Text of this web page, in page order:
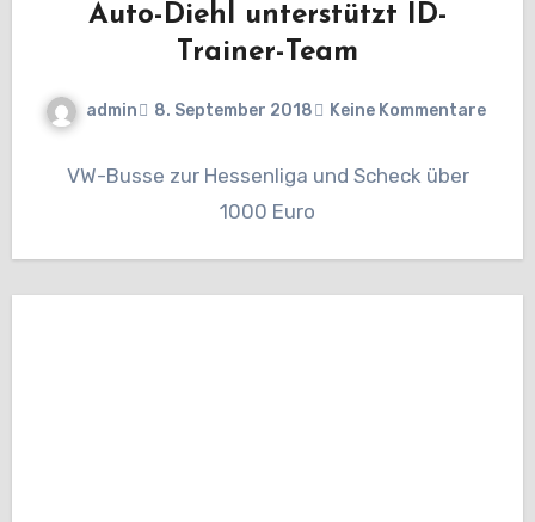
Auto-Diehl unterstützt ID-
Trainer-Team
admin 8. September 2018 Keine Kommentare
VW-Busse zur Hessenliga und Scheck über
1000 Euro